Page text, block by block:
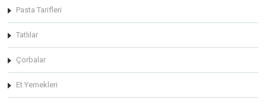
Pasta Tarifleri
Tatlılar
Çorbalar
Et Yemekleri